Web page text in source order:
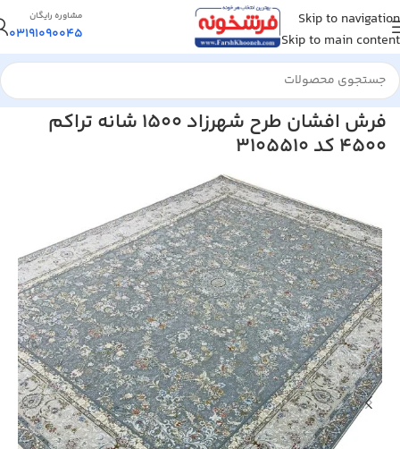
Skip to navigation
Skip to main content
مشاوره رایگان
03191090045
خانه/فرش ماشینی/فرش 1500 شانه
فرش افشان طرح شهرزاد 1500 شانه تراکم
4500 کد 3105510